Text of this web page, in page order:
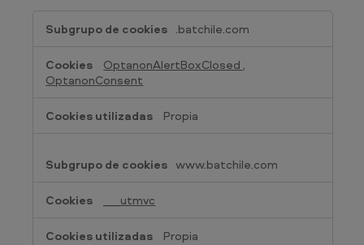
estrictamente
.batchile.com
OptanonAlertBoxClosed ,
OptanonConsent
Propia
www.batchile.com
___utmvc
Propia